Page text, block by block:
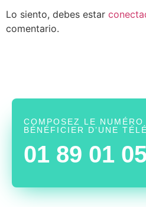
Lo siento, debes estar
comentario.
COMPOSEZ LE
BÉNÉFICIER D’UNE
01 89 01